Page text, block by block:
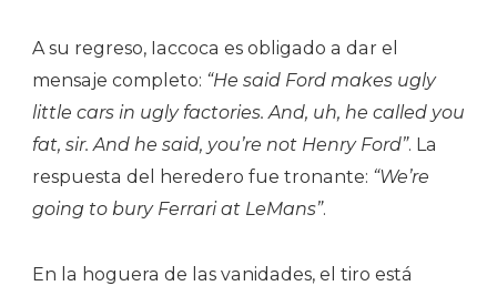
A su regreso, Iaccoca es obligado a dar el
mensaje completo: “He said Ford makes ugly
little cars in ugly factories. And, uh, he called you
fat, sir. And he said, you’re not Henry Ford”. La
respuesta del heredero fue tronante: “We’re
going to bury Ferrari at LeMans”.
En la hoguera de las vanidades, el tiro está